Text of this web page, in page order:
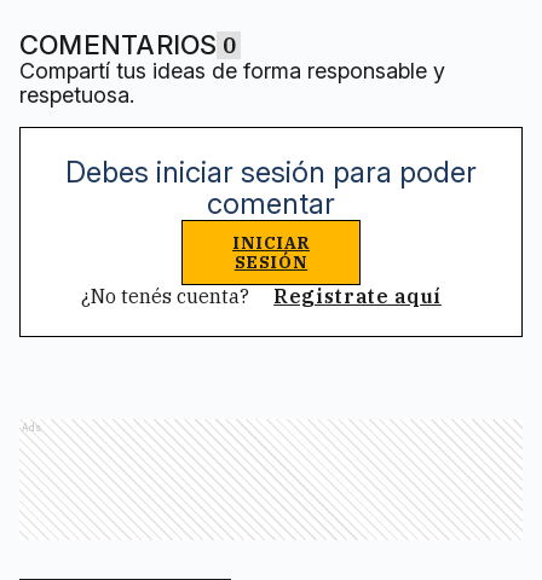
COMENTARIOS 0
Compartí tus ideas de forma responsable y
respetuosa.
Debes iniciar sesión para poder
comentar
INICIAR
SESIÓN
¿No tenés cuenta? Registrate aquí
Ads